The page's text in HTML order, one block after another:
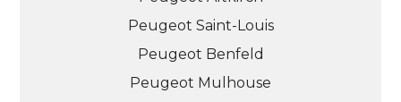
Peugeot Saint-Louis
Peugeot Benfeld
Peugeot Mulhouse